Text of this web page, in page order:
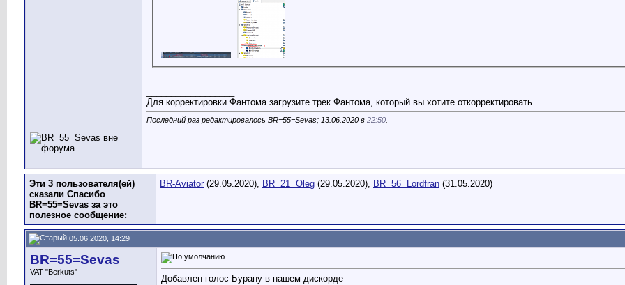
Для корректировки Фантома загрузите трек Фантома, который вы хотите откорректировать.
Последний раз редактировалось BR=55=Sevas; 13.06.2020 в 22:50
Эти 3 пользователя(ей)
сказали Спасибо
BR=55=Sevas за это
полезное сообщение:
BR-Aviator (29.05.2020), BR=21=Oleg (29.05.2020), BR=56=Lordfran (31.05.2020)
05.06.2020, 14:29
BR=55=Sevas
VAT "Berkuts"
Добавлен голос Бурану в нашем дискорде